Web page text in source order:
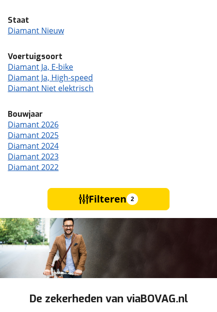
Staat
Diamant Nieuw
Voertuigsoort
Diamant Ja, E-bike
Diamant Ja, High-speed
Diamant Niet elektrisch
Bouwjaar
Diamant 2026
Diamant 2025
Diamant 2024
Diamant 2023
Diamant 2022
Filteren 2
De zekerheden van viaBOVAG.nl